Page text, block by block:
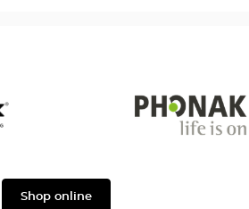
Shop online